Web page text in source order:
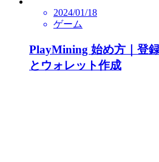
2024/01/18
ゲーム
PlayMining 始め方｜登
とウォレット作成